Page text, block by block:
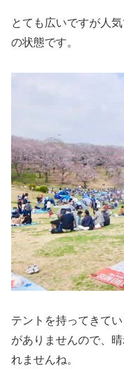
とても広いですが人
の状態です。
テントを持ってきて
がありませんので、
れませんね。